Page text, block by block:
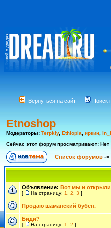
Вернуться на сайт Поиск
Etnoshop
Модераторы: Terpkiy, Ethiopia иркин
Сейчас этот форум просматривают: Нет
Список форумов ->
Объявление: Вот мы и
[ На страницу: 1 2 3 ]
Продаю шаманский бубен.
Биди?
[ На страницу: 1 2 ]